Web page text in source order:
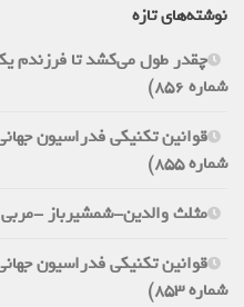
نوشته‌های تازه
چقدر طول می‌کشد تا فرزندم یک
شماره 856)
شماره 855)
مثلث والدین-شمشیرباز -مربی (اثر
شماره 853)